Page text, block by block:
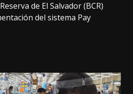
de El Salvador (BCR)
del sistema Pay